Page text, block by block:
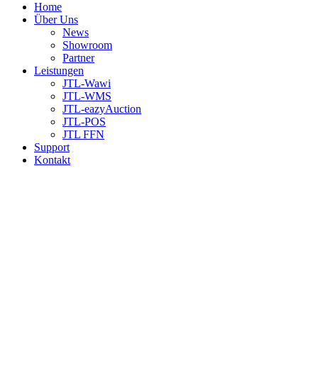
Home
Über Uns
News
Showroom
Partner
Leistungen
JTL-Wawi
JTL-WMS
JTL-eazyAuction
JTL-POS
JTL FFN
Support
Kontakt